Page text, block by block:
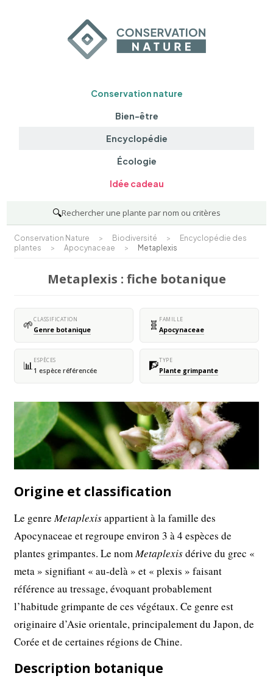
Conservation nature
Bien-être
Encyclopédie
Écologie
Idée cadeau
🔍Rechercher une plante par nom ou critères
Conservation Nature > Biodiversité >
Encyclopédie des
plantes
> Apocynaceae > Metaplexis
Metaplexis : fiche botanique
🌱CLASSIFICATION
Genre botanique 🧬 FAMILLE
Apocynaceae
📊ESPÈCES
1 espèce référencée 🧗TYPE
Plante grimpante
Origine et classification
Le genreMetaplexisappartient à la famille des
Apocynaceae et regroupe environ 3 à 4 espèces de
plantes grimpantes. Le nomMetaplexisdérive du grec «
meta » signifiant « au-delà » et « plexis » faisant
référence au tressage, évoquant probablement
l’habitude grimpante de ces végétaux. Ce genre est
originaire d’Asie orientale, principalement du Japon, de
Corée et de certaines régions de Chine.
Description botanique